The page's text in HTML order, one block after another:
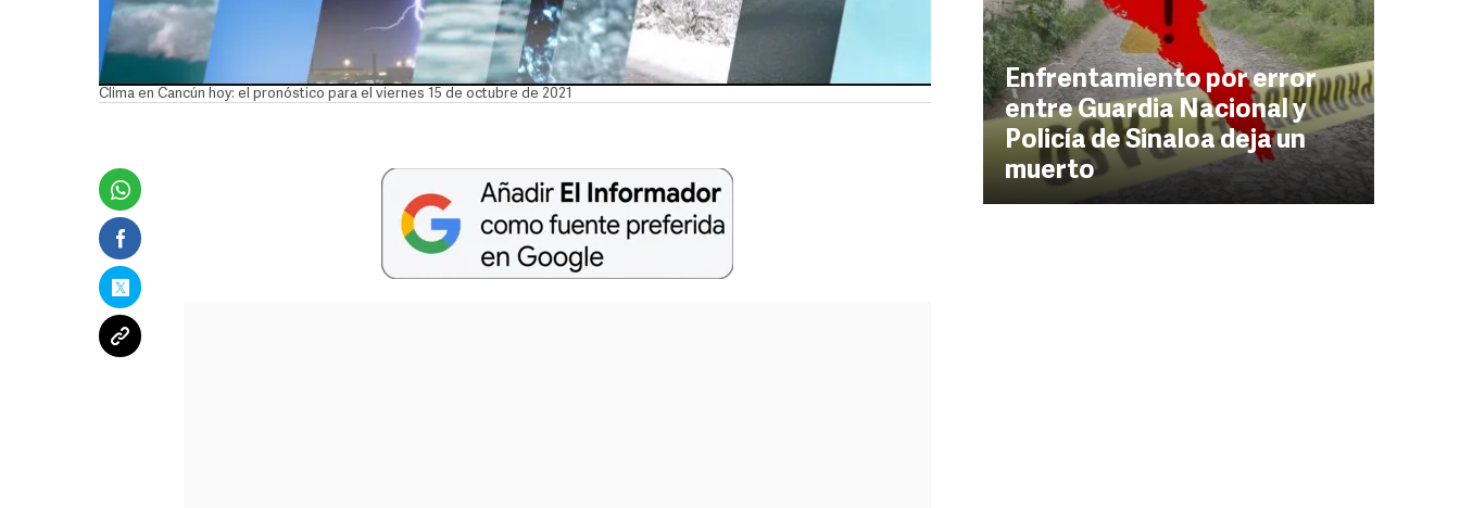
Enfrentamiento por error
entre Guardia Nacional y
Policía de Sinaloa deja un
muerto
Clima en Cancún hoy: el pronóstico para el viernes 15 de octubre de 2021